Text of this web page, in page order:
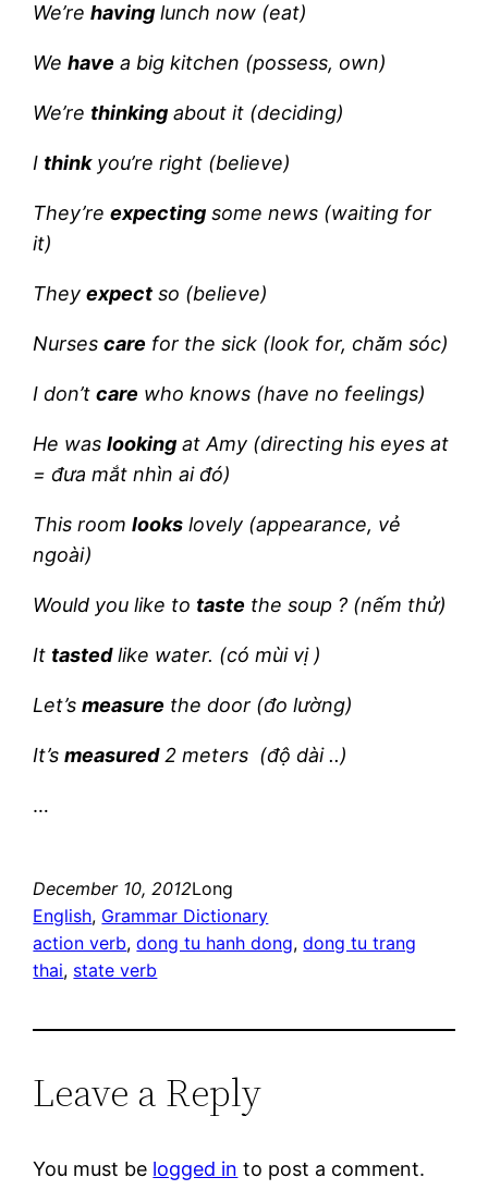
We’rehaving lunch now (eat)
Wehave a big kitchen (possess, own)
We’re thinking about it (deciding)
I thinkyou’re right (believe)
They’reexpecting some news (waiting for
it)
Theyexpect so (believe)
Nursescare for the sick (look for, chăm sóc)
I don’tcare who knows (have no feelings)
He waslooking at Amy (directing his eyes at
= đưa mắt nhìn ai đó)
This roomlooks lovely (appearance, vẻ
ngoài)
Would you like to taste the soup ? (nếm thử)
It tastedlike water. (có mùi vị )
Let’smeasure the door (đo lường)
It’smeasured2 meters (độ dài ..)
…
December 10, 2012Long
English, Grammar Dictionary
action verb, dong tu hanh dong, dong tu trang
thai, state verb
Leave a Reply
You must be logged in to post a comment.